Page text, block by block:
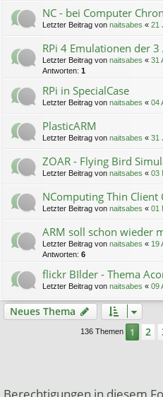
NC - bei Computer
Letzter Beitrag von naitsabes « 21
RPi 4 Emulationen der
Letzter Beitrag von naitsabes « 31
Antworten: 1
RPi in SpecialCase
Letzter Beitrag von naitsabes « 04
PlasticARM
Letzter Beitrag von naitsabes « 31
ZOAR - Flying Bird
Letzter Beitrag von naitsabes « 03
NComputing Thin Client
Letzter Beitrag von naitsabes « 01
ARM soll schon wieder
Letzter Beitrag von naitsabes « 19
Antworten: 6
flickr BIlder - Thema
Letzter Beitrag von naitsabes « 09
Neues Thema
136 Themen 1 2